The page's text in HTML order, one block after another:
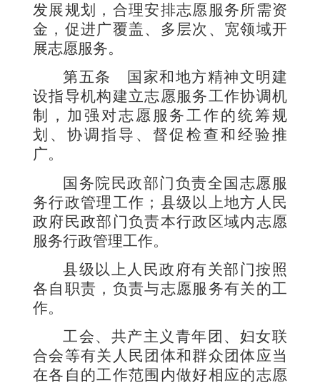
发展规划，合理安排志愿服务所需资
金，促进广覆盖、多层次、宽领域开
展志愿服务。
第五条
国家和地方精神文明建
设指导机构建立志愿服务工作协调机
制，加强对志愿服务工作的统筹规
划、协调指导、督促检查和经验推
广。
国务院民政部门负责全国志愿服
务行政管理工作；县级以上地方人民
政府民政部门负责本行政区域内志愿
服务行政管理工作。
县级以上人民政府有关部门按照
各自职责，负责与志愿服务有关的工
作。
工会、共产主义青年团、妇女联
合会等有关人民团体和群众团体应当
在各自的工作范围内做好相应的志愿